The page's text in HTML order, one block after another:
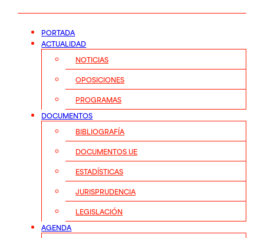
PORTADA
ACTUALIDAD
NOTICIAS
OPOSICIONES
PROGRAMAS
DOCUMENTOS
BIBLIOGRAFÍA
DOCUMENTOS UE
ESTADÍSTICAS
JURISPRUDENCIA
LEGISLACIÓN
AGENDA